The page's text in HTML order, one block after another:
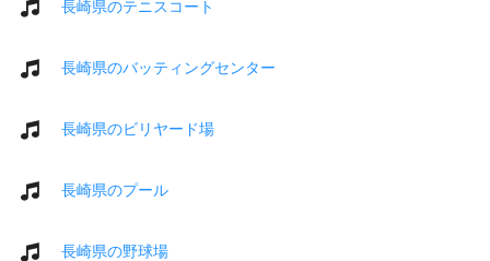
長崎県のテニスコート
長崎県のバッティングセンター
長崎県のビリヤード場
長崎県のプール
長崎県の野球場